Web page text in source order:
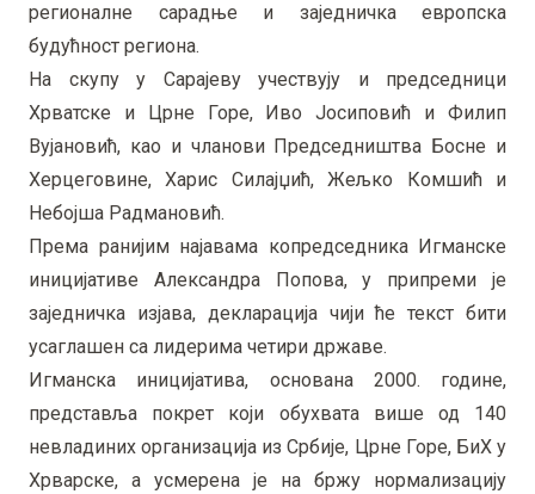
регионалне сарадње и заједничка европска
будућност региона.
На скупу у Сарајеву учествују и председници
Хрватске и Црне Горе, Иво Јосиповић и Филип
Вујановић, као и чланови Председништва Босне и
Херцеговине, Харис Силајџић, Жељко Комшић и
Небојша Радмановић.
Према ранијим најавама копредседника Игманске
иницијативе Александра Попова, у припреми је
заједничка изјава, декларација чији ће текст бити
усаглашен са лидерима четири државе.
Игманска иницијатива, основана 2000. године,
представља покрет који обухвата више од 140
невладиних организација из Србије, Црне Горе, БиХ у
Хрварске, а усмерена је на бржу нормализацију